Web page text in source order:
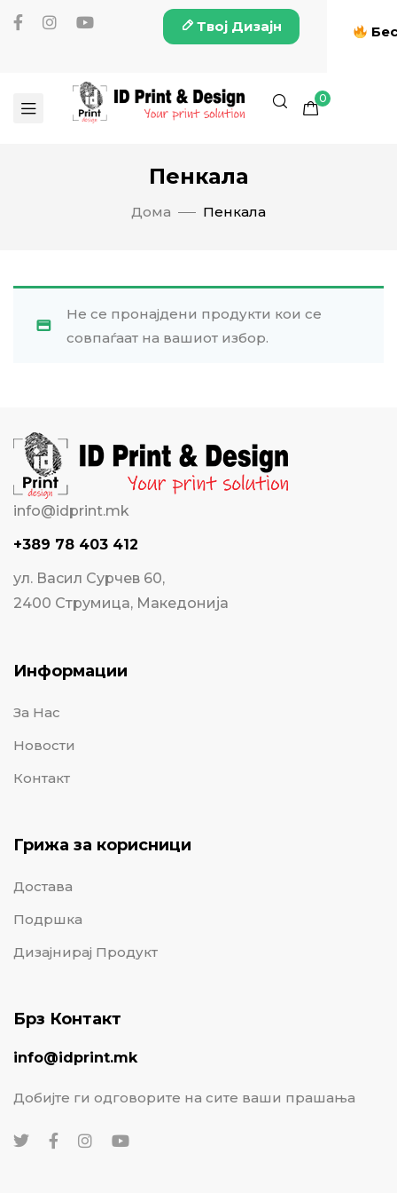
Твој Дизајн
0
Пенкала
Дома Пенкала
Не се пронајдени продукти кои се
совпаѓаат на вашиот избор.
info@idprint.mk
+389 78 403 412
ул. Васил Сурчев 60,
2400 Струмица, Македонија
Информации
За Нас
Новости
Контакт
Грижа за корисници
Достава
Подршка
Дизајнирај Продукт
Брз Контакт
info@idprint.mk
Добијте ги одговорите на сите ваши прашања